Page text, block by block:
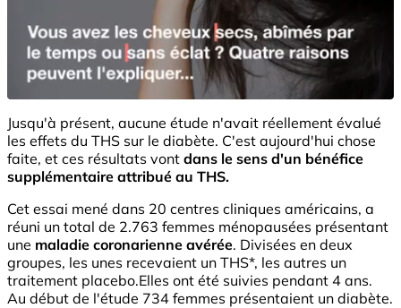
Jusqu'à présent, aucune étude n'avait réellement évalué
les effets du THS sur le diabète. C'est aujourd'hui chose
faite, et ces résultats vont dans le sens d'un bénéfice
supplémentaire attribué au THS.
Cet essai mené dans 20 centres cliniques américains, a
réuni un total de 2.763 femmes ménopausées présentant
une maladie coronarienne avérée. Divisées en deux
groupes, les unes recevaient un THS*, les autres un
traitement placebo.Elles ont été suivies pendant 4 ans.
Au début de l'étude 734 femmes présentaient un diabète.